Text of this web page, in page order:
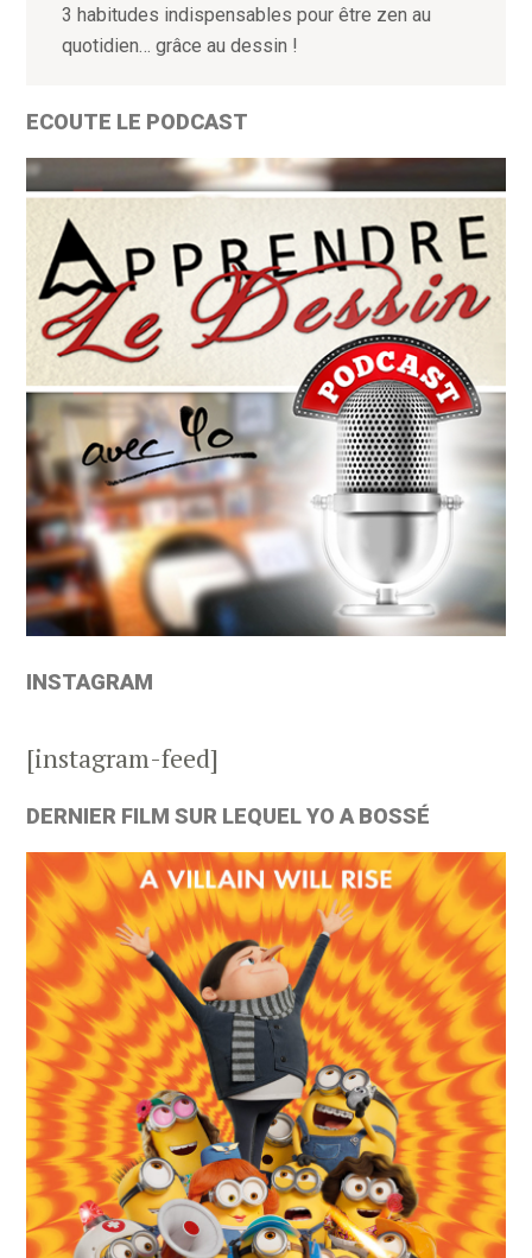
3 habitudes indispensables pour être zen au
quotidien… grâce au dessin !
ECOUTE LE PODCAST
INSTAGRAM
[instagram-feed]
DERNIER FILM SUR LEQUEL YO A BOSSÉ